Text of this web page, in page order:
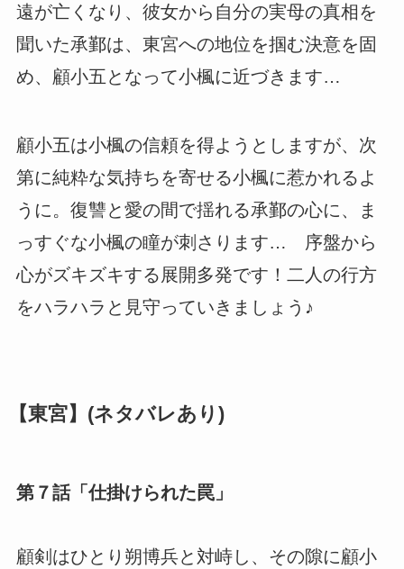
遠が亡くなり、彼女から自分の実母の真相を
聞いた承鄞は、東宮への地位を掴む決意を固
め、顧小五となって小楓に近づきます…
顧小五は小楓の信頼を得ようとしますが、次
第に純粋な気持ちを寄せる小楓に惹かれるよ
うに。復讐と愛の間で揺れる承鄞の心に、ま
っすぐな小楓の瞳が刺さります… 序盤から
心がズキズキする展開多発です！二人の行方
をハラハラと見守っていきましょう♪
【東宮】(ネタバレあり)
第７話「仕掛けられた罠」
顧剣はひとり朔博兵と対峙し、その隙に顧小